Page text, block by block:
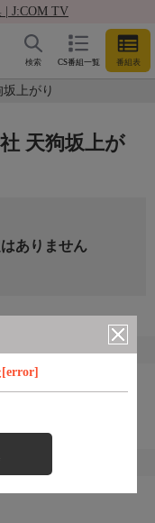
| J:COM TV
CS番組一覧 番組表
検索
上がり
[error]
天狗坂上が
ありません